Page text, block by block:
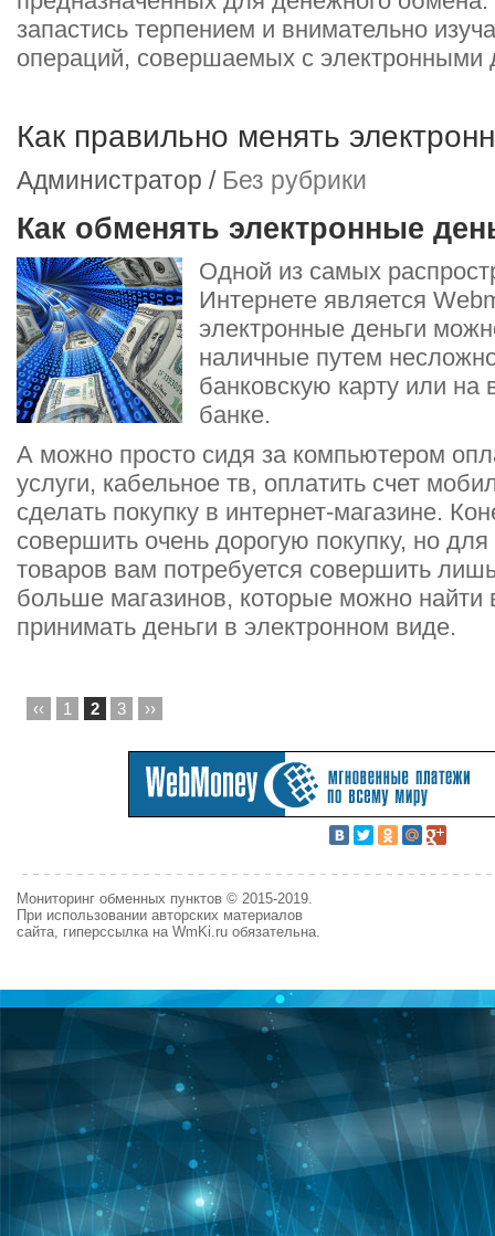
запастись терпением и внимательно
операций, совершаемых с электронными
Как правильно менять
Администратор / Без рубрики
Как обменять электронные
Одной из самых
Интернете является
электронные деньги
наличные путем
банковскую карту или на
банке.
А можно просто сидя за компьютером
услуги, кабельное тв, оплатить счет
сделать покупку в интернет-магазине.
совершить очень дорогую покупку, но
товаров вам потребуется совершить
больше магазинов, которые можно
принимать деньги в электронном виде.
‹‹ 1 2 3 ››
Мониторинг обменных пунктов © 2015-2019.
При использовании авторских материалов
сайта, гиперссылка на WmKi.ru обязательна.